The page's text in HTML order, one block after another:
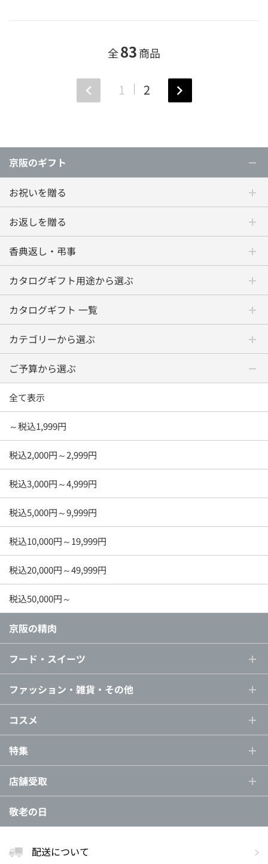
京阪のギフト
お祝いを贈る
お返しを贈る
香典返し・弔事
カタログギフト用途から選ぶ
カタログギフト 一覧
カテゴリーから選ぶ
ご予算から選ぶ
全て表示
～税込1,999円
税込2,000円～2,999円
税込3,000円～4,999円
税込5,000円～9,999円
税込10,000円～19,999円
税込20,000円～49,999円
税込50,000円～
京阪の精肉
フード・スイーツ
ファッション・雑貨・その他
コスメ
特集
店舗受取
敬老の日
全83商品
1 2
配送について